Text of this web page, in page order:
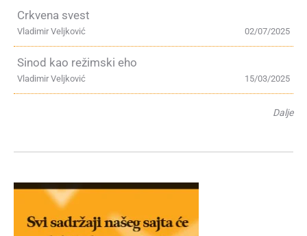
Crkvena svest
02/07/2025
Vladimir Veljković
Sinod kao režimski eho
15/03/2025
Vladimir Veljković
Dalje